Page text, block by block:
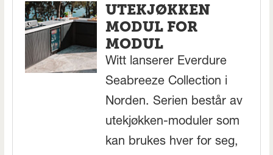
UTEKJØKKEN
MODUL FOR
MODUL
Witt lanserer Everdure
Seabreeze Collection i
Norden. Serien består av
utekjøkken-moduler som
kan brukes hver for seg,